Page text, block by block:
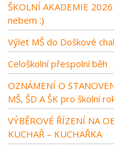
ŠKOLNÍ AKADEMIE
nebem :)
Výlet MŠ do Doškové
Celoškolní přespolní běh
OZNÁMENÍ O
MŠ, ŠD A ŠK pro školní
VÝBĚROVÉ ŘÍZENÍ NA
KUCHAŘ – KUCHAŘKA